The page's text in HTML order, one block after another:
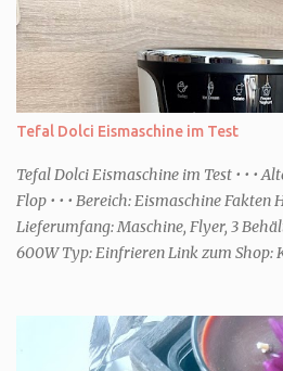
GENIESSER Egal, ob Strand oder
gutes Essen, ein guter Wein oder
dazu. Ihr liebt es Sonnenuntergänge
einfach jeden Moment. Dann seid ihr
Hier empfehle ich tatsächlich Düfte
einem frisch-fruchtigen Duft, wie die
“ Sommer Flirt ...
Tefal Dolci Eismaschine im Test
Tefal Dolci Eismaschine im Test • • •
Flop • • • Bereich: Eismaschine
Lieferumfang: Maschine, Flyer, 3
600W Typ: Einfrieren Link zum Shop:
ausgepackt und aufgebaut. Eine
aber nicht viele Informationen. Ob die